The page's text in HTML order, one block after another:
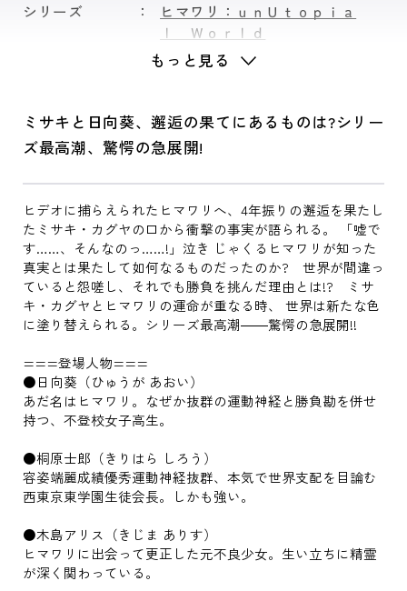
シリーズ
ヒマワリ：ｕｎＵｔｏｐｉａ
ｌ Ｗｏｒｌｄ
もっと見る
ミサキと日向葵、邂逅の果てにあるものは?シリー
ズ最高潮、驚愕の急展開!
ヒデオに捕らえられたヒマワリへ、4年振りの邂逅を果たし
たミサキ・カグヤの口から衝撃の事実が語られる。 「嘘で
す……、そんなのっ……!」泣き じゃくるヒマワリが知った
真実とは果たして如何なるものだったのか? 世界が間違っ
ていると怨嗟し、それでも勝負を挑んだ理由とは!? ミサ
キ・カグヤとヒマワリの運命が重なる時、 世界は新たな色
に塗り替えられる。シリーズ最高潮――驚愕の急展開!!
===登場人物===
●日向葵（ひゅうが あおい）
あだ名はヒマワリ。なぜか抜群の運動神経と勝負勘を併せ
持つ、不登校女子高生。
●桐原士郎（きりはら しろう）
容姿端麗成績優秀運動神経抜群、本気で世界支配を目論む
西東京東学園生徒会長。しかも強い。
●木島アリス（きじま ありす）
ヒマワリに出会って更正した元不良少女。生い立ちに精霊
が深く関わっている。